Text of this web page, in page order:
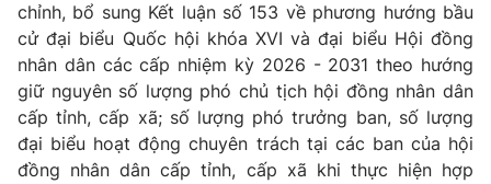
chỉnh, bổ sung Kết luận số 153 về phương hướng bầu
cử đại biểu Quốc hội khóa XVI và đại biểu Hội đồng
nhân dân các cấp nhiệm kỳ 2026 - 2031 theo hướng
giữ nguyên số lượng phó chủ tịch hội đồng nhân dân
cấp tỉnh, cấp xã; số lượng phó trưởng ban, số lượng
đại biểu hoạt động chuyên trách tại các ban của hội
đồng nhân dân cấp tỉnh, cấp xã khi thực hiện hợp